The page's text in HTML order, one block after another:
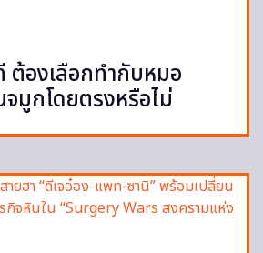
ต้องเลือกทำกับหมอ
จมูกโดยตรงหรือไม่